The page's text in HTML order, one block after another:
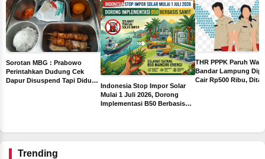
Sorotan MBG : Prabowo
Perintahkan Dudung Cek
Dapur Disuspend Tapi Diduga
Indonesia Stop Impor Solar
Mulai 1 Juli 2026, Dorong
Implementasi B50 Berbasis
THR PPPK Paruh
Bandar Lampung
Cair Rp500 Ribu,
Trending